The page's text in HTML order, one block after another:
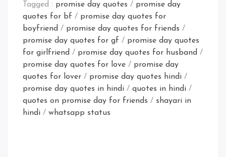
Tagged : promise day quotes / promise day
quotes for bf / promise day quotes for
boyfriend / promise day quotes for friends /
promise day quotes for gf / promise day quotes
for girlfriend / promise day quotes for husband /
promise day quotes for love / promise day
quotes for lover / promise day quotes hindi /
promise day quotes in hindi / quotes in hindi /
quotes on promise day for friends / shayari in
hindi / whatsapp status